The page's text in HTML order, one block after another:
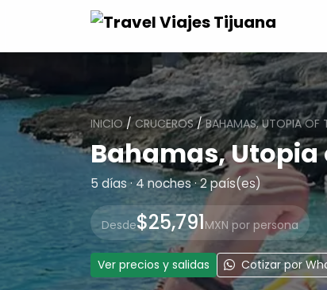
INICIO /CRUCEROS/BAHAMAS, UTOPIA OF
Bahamas, Utopia
5 días · 4 noches · 2 país(es)
Desde$25,791MXN por persona
Ver precios y salidas Cotizar por